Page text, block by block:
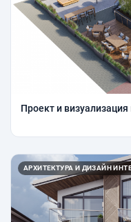
Проект и
АРХИТЕКТУРА И ДИЗАЙН